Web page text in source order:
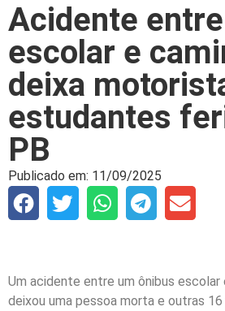
Acidente
escolar e
deixa
estudantes
PB
Publicado em: 11/09/2025
Um acidente entre um ônibus escolar
deixou uma pessoa morta e outras